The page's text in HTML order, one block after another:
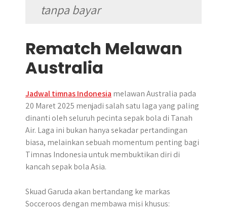
tanpa bayar
Rematch Melawan
Australia
Jadwal timnas Indonesia melawan Australia pada
20 Maret 2025 menjadi salah satu laga yang paling
dinanti oleh seluruh pecinta sepak bola di Tanah
Air. Laga ini bukan hanya sekadar pertandingan
biasa, melainkan sebuah momentum penting bagi
Timnas Indonesia untuk membuktikan diri di
kancah sepak bola Asia.
​Skuad Garuda akan bertandang ke markas
Socceroos dengan membawa misi khusus: